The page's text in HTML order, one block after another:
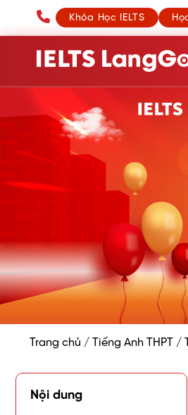
Khóa Học IELTS
Trang chủ / Tiếng Anh THPT /
Nội dung